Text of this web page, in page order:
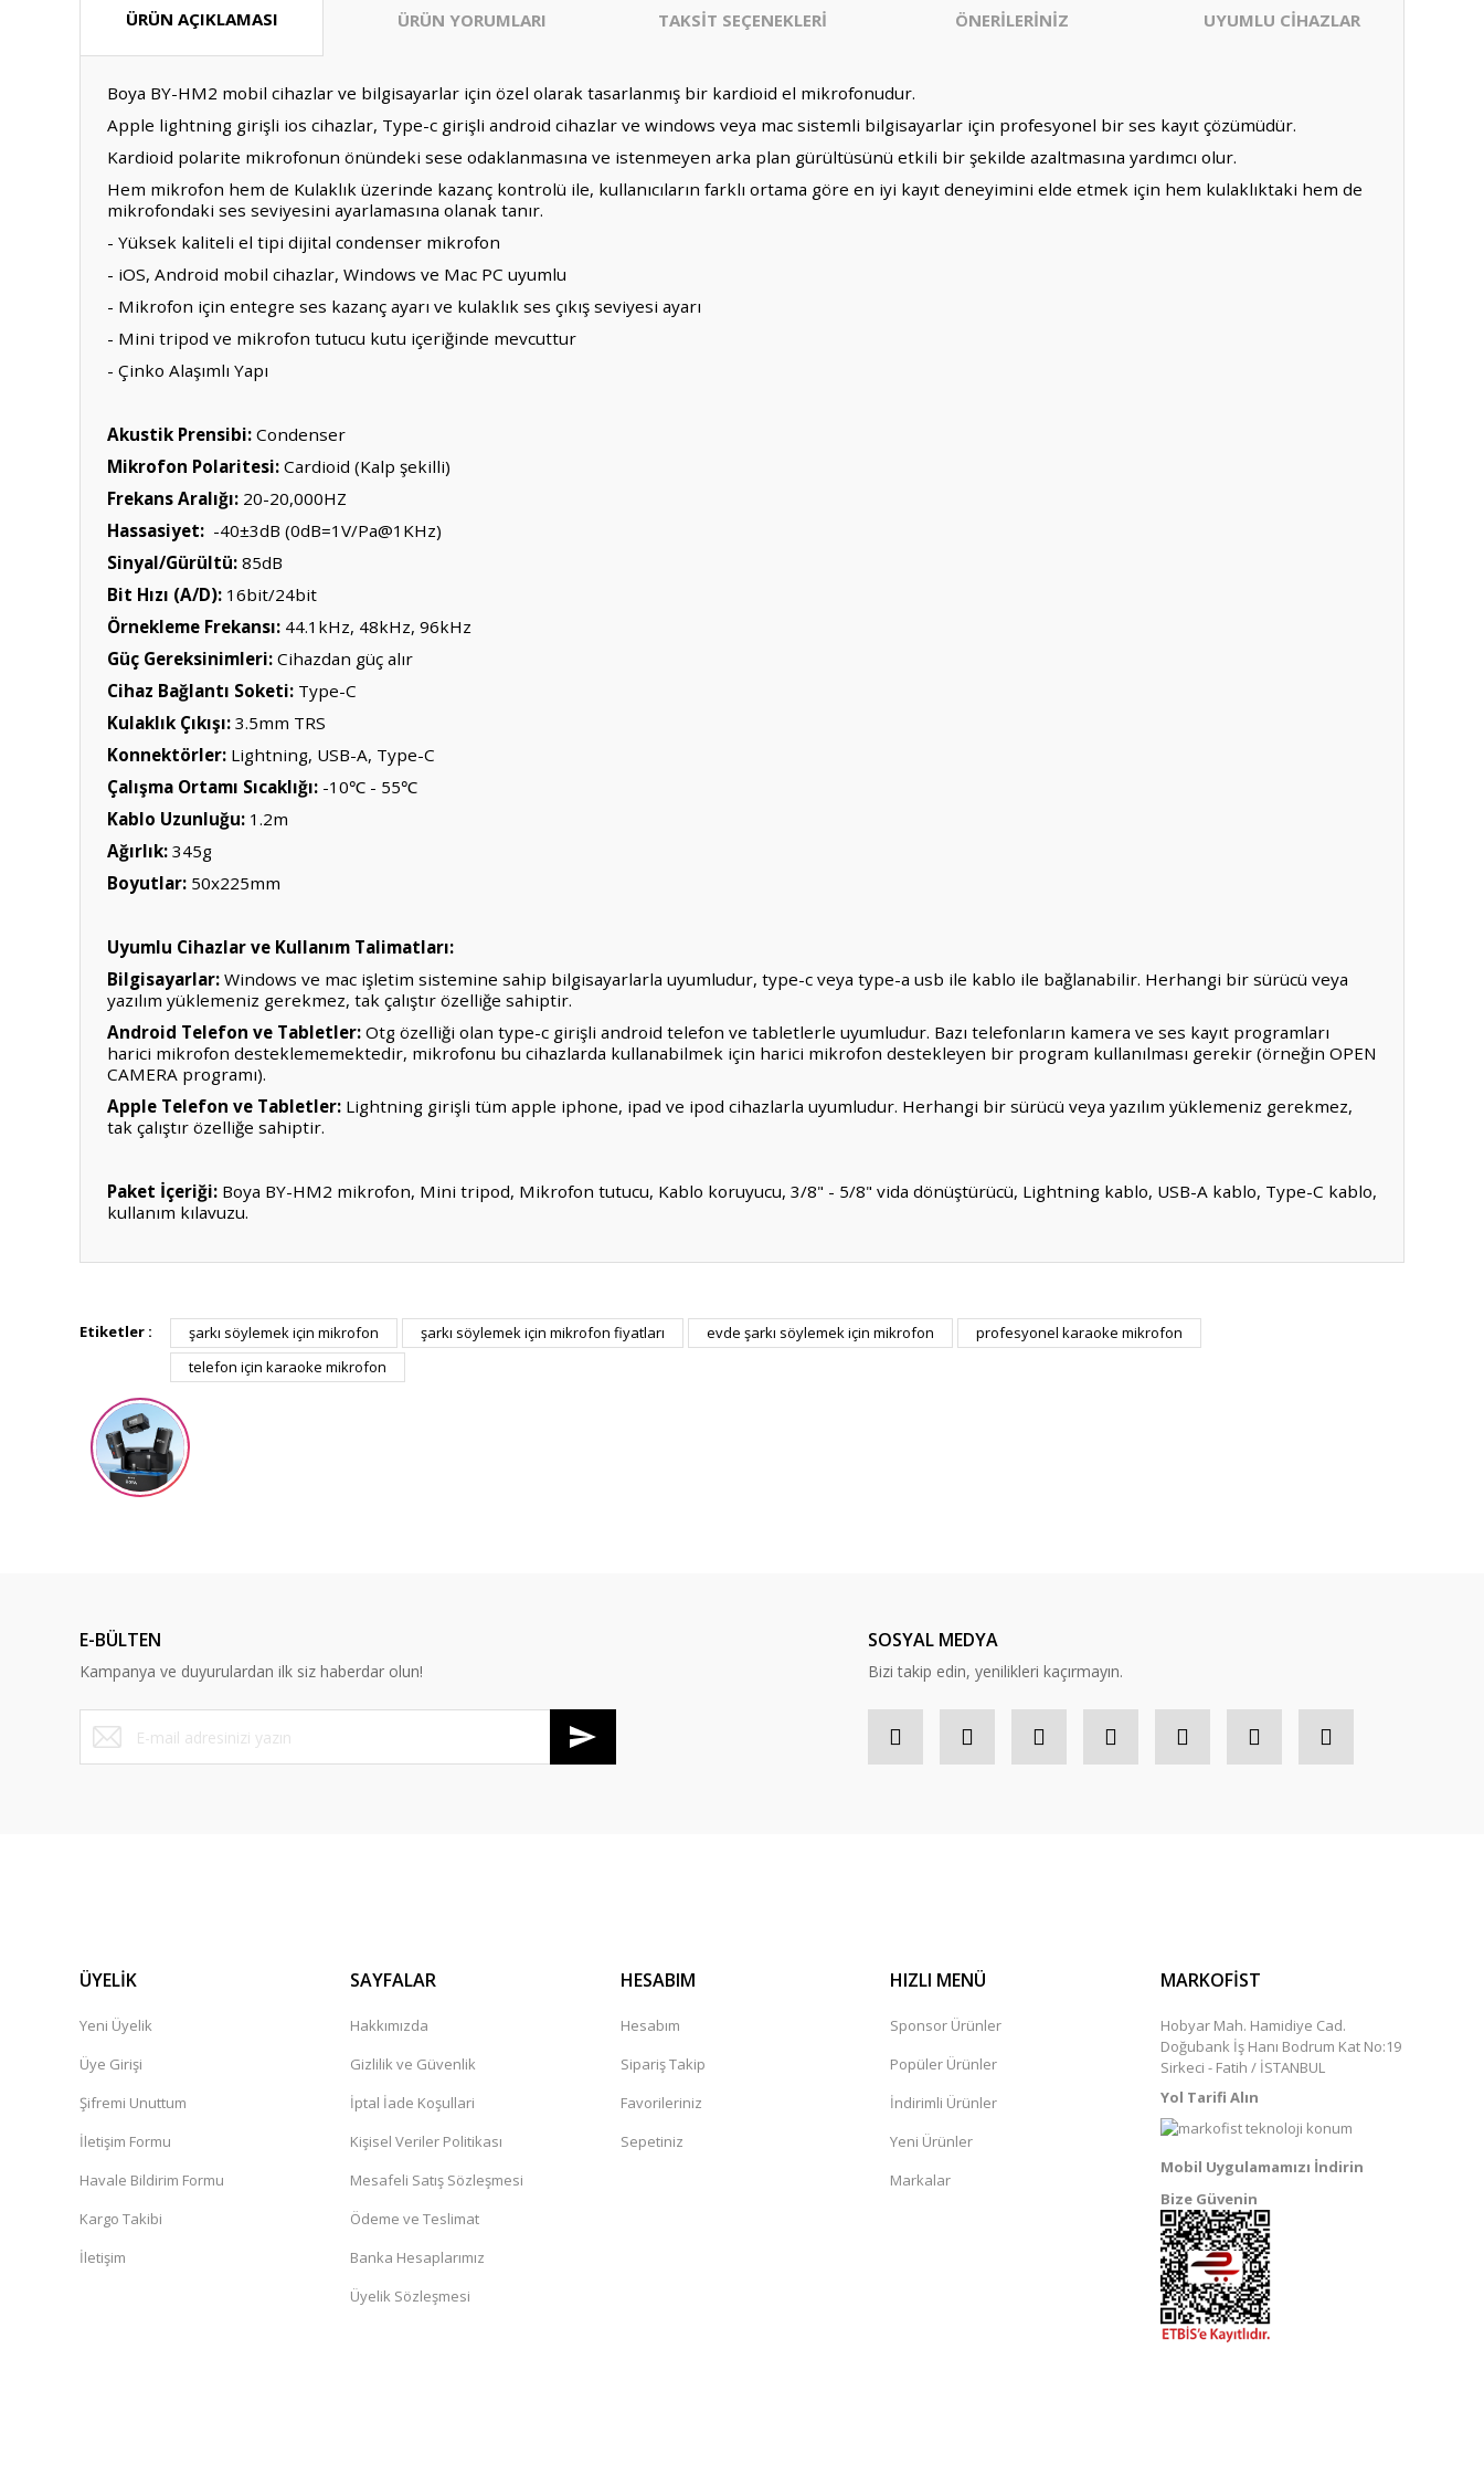
ÜRÜN AÇIKLAMASI ÜRÜN YORUMLARI TAKSİT SEÇENEKLERİ ÖNERİLERİNİZ UYUMLU CİHAZLAR
Boya BY-HM2 mobil cihazlar ve bilgisayarlar için özel olarak tasarlanmış bir kardioid el mikrofonudur.
Apple lightning girişli ios cihazlar, Type-c girişli android cihazlar ve windows veya mac sistemli bilgisayarlar için profesyonel bir ses kayıt çözümüdür.
Kardioid polarite mikrofonun önündeki sese odaklanmasına ve istenmeyen arka plan gürültüsünü etkili bir şekilde azaltmasına yardımcı olur.
Hem mikrofon hem de Kulaklık üzerinde kazanç kontrolü ile, kullanıcıların farklı ortama göre en iyi kayıt deneyimini elde etmek için hem kulaklıktaki hem de
mikrofondaki ses seviyesini ayarlamasına olanak tanır.
- Yüksek kaliteli el tipi dijital condenser mikrofon
- iOS, Android mobil cihazlar, Windows ve Mac PC uyumlu
- Mikrofon için entegre ses kazanç ayarı ve kulaklık ses çıkış seviyesi ayarı
- Mini tripod ve mikrofon tutucu kutu içeriğinde mevcuttur
- Çinko Alaşımlı Yapı
Akustik Prensibi: Condenser
Mikrofon Polaritesi: Cardioid (Kalp şekilli)
Frekans Aralığı: 20-20,000HZ
Hassasiyet: -40±3dB (0dB=1V/Pa@1KHz)
Sinyal/Gürültü: 85dB
Bit Hızı (A/D): 16bit/24bit
Örnekleme Frekansı: 44.1kHz, 48kHz, 96kHz
Güç Gereksinimleri: Cihazdan güç alır
Cihaz Bağlantı Soketi: Type-C
Kulaklık Çıkışı: 3.5mm TRS
Konnektörler: Lightning, USB-A, Type-C
Çalışma Ortamı Sıcaklığı: -10℃ - 55℃
Kablo Uzunluğu: 1.2m
Ağırlık: 345g
Boyutlar: 50x225mm
Uyumlu Cihazlar ve Kullanım Talimatları:
Bilgisayarlar: Windows ve mac işletim sistemine sahip bilgisayarlarla uyumludur, type-c veya type-a usb ile kablo ile bağlanabilir. Herhangi bir sürücü veya
yazılım yüklemeniz gerekmez, tak çalıştır özelliğe sahiptir.
Android Telefon ve Tabletler: Otg özelliği olan type-c girişli android telefon ve tabletlerle uyumludur. Bazı telefonların kamera ve ses kayıt programları
harici mikrofon desteklememektedir, mikrofonu bu cihazlarda kullanabilmek için harici mikrofon destekleyen bir program kullanılması gerekir (örneğin OPEN
CAMERA programı).
Apple Telefon ve Tabletler: Lightning girişli tüm apple iphone, ipad ve ipod cihazlarla uyumludur. Herhangi bir sürücü veya yazılım yüklemeniz gerekmez,
tak çalıştır özelliğe sahiptir.
Paket İçeriği: Boya BY-HM2 mikrofon, Mini tripod, Mikrofon tutucu, Kablo koruyucu, 3/8" - 5/8" vida dönüştürücü, Lightning kablo, USB-A kablo, Type-C kablo,
kullanım kılavuzu.
Bu ürüne ilk yorumu siz yapın!
Görüş ve önerileriniz için teşekkür ederiz.
Ürün resmi kalitesiz, bozuk veya görüntülenemiyor.
Ürün açıklamasında eksik bilgiler bulunuyor.
Ürün bilgilerinde hatalar bulunuyor.
Ürün fiyatı diğer sitelerden daha pahalı.
Bu ürüne benzer farklı alternatifler olmalı.
Bilgisayarlar: Windows ve mac işletim sistemine sahip bilgisayarlarla uyumludur, type-c veya type-a usb ile kablo ile bağlanabilir. Herhangi bir sürücü veya
yazılım yüklemeniz gerekmez, tak çalıştır özelliğe sahiptir.
Android Telefon ve Tabletler:Otg özelliği olan type-c girişli android telefon ve tabletlerle uyumludur. Bazı telefonların kamera ve ses kayıt programları
harici mikrofon desteklememektedir, mikrofonu bu cihazlarda kullanabilmek için harici mikrofon destekleyen bir program kullanılması gerekir (örneğin OPEN
CAMERA programı).
Apple Telefon ve Tabletler:
tak çalıştır özelliğe sahiptir.
Etiketler : şarkı söylemek için mikrofon şarkı söylemek için mikrofon fiyatları evde şarkı söylemek için mikrofon
profesyonel karaoke mikrofon
telefon için karaoke mikrofon
E-BÜLTEN
Kampanya ve duyurulardan ilk siz haberdar olun!
SOSYAL MEDYA
Bizi takip edin, yenilikleri kaçırmayın.
ÜYELİK
Yeni Üyelik
Üye Girişi
Şifremi Unuttum
İletişim Formu
Havale Bildirim Formu
Kargo Takibi
İletişim
SAYFALAR
Hakkımızda
Gizlilik ve Güvenlik
İptal İade Koşullari
Kişisel Veriler Politikası
Mesafeli Satış Sözleşmesi
Ödeme ve Teslimat
Banka Hesaplarımız
Üyelik Sözleşmesi
HESABIM
Hesabım
Sipariş Takip
Favorileriniz
Sepetiniz
HIZLI MENÜ
Sponsor Ürünler
Popüler Ürünler
İndirimli Ürünler
Yeni Ürünler
Markalar
MARKOFİST
Hobyar Mah. Hamidiye Cad.
Doğubank İş Hanı Bodrum Kat No:19
Sirkeci - Fatih / İSTANBUL
Yol Tarifi Alın
Mobil Uygulamamızı İndirin
Bize Güvenin